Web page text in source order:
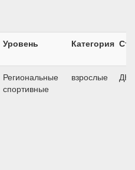
Уровень Категория
Региональные
спортивные
взрослые